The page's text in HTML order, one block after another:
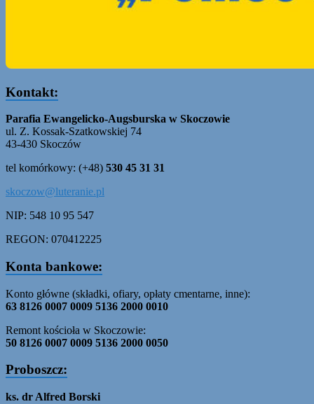
Kontakt:
Parafia Ewangelicko-Augsburska w Skoczowie
ul. Z. Kossak-Szatkowskiej 74
43-430 Skoczów
tel komórkowy: (+48) 530 45 31 31
skoczow@luteranie.pl
NIP: 548 10 95 547
REGON: 070412225
Konta bankowe:
Konto główne (składki, ofiary, opłaty cmentarne, inne):
63 8126 0007 0009 5136 2000 0010
Remont kościoła w Skoczowie:
50 8126 0007 0009 5136 2000 0050
Proboszcz:
ks. dr Alfred Borski